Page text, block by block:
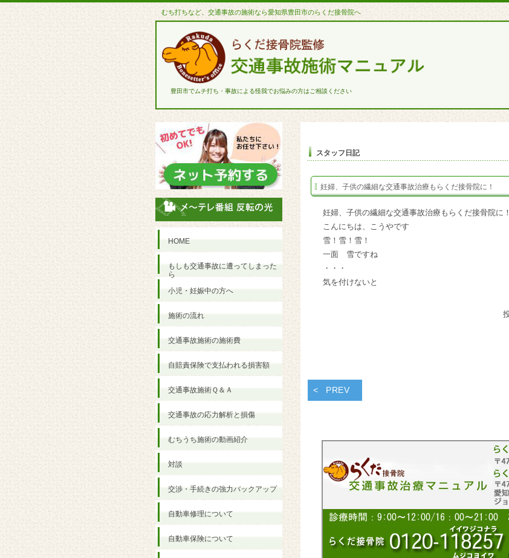
むち打ちなど、交通事故の施術なら愛知県豊田市のらくだ接骨院へ
豊田市でムチ打ち・事故による怪我でお悩みの方はご相談ください
スタッフ日記
妊婦、子供の繊細な交通事故治療もらくだ接骨院に！
妊婦、子供の繊細な交通事故治療もらくだ接骨院に！
こんにちは、こうやです
雪！雪！雪！
一面 雪ですね
・・・
気を付けないと
PREV
HOME
もしも交通事故に遭ってしまった
ら
小児・妊娠中の方へ
施術の流れ
交通事故施術の施術費
自賠責保険で支払われる損害額
交通事故施術Ｑ＆Ａ
交通事故の応力解析と損傷
むちうち施術の動画紹介
対談
交渉・手続きの強力バックアップ
自動車修理について
自動車保険について